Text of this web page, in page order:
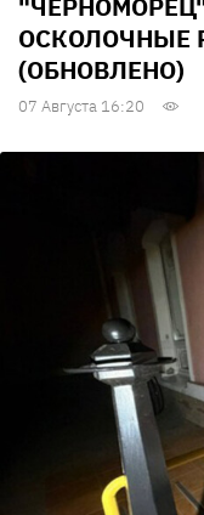
ОСКОЛОЧНЫЕ
(ОБНОВЛЕНО)
07 Августа 16:20